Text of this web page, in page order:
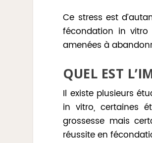
Ce stress est
fécondation in vitro
amenées à
QUEL EST
Il existe plusieurs
in vitro, certaines
grossesse mais
réussite en